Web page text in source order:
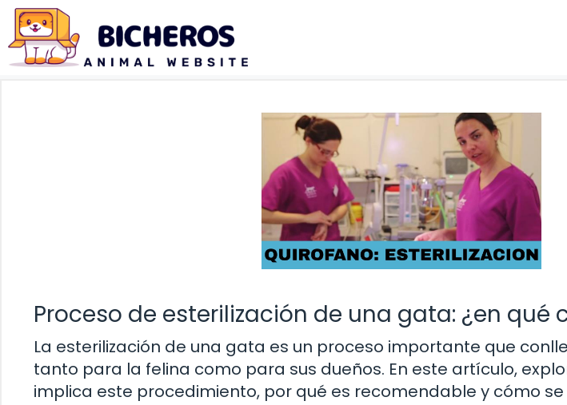
Saltar
contenido
Proceso de esterilización de una gata: ¿en qué
La esterilización de una gata es un proceso importante que
tanto para la felina como para sus dueños. En este artículo,
implica este procedimiento, por qué es recomendable y cómo